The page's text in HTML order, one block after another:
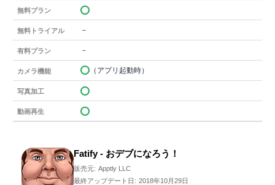
無料プラン
無料トライアル －
有料プラン －
カメラ機能 （アプリ起動時）
写真加工
動画再生
Fatify - おデブになろう！
販売元: Apptly LLC
最終アップデート日: 2018年10月29日